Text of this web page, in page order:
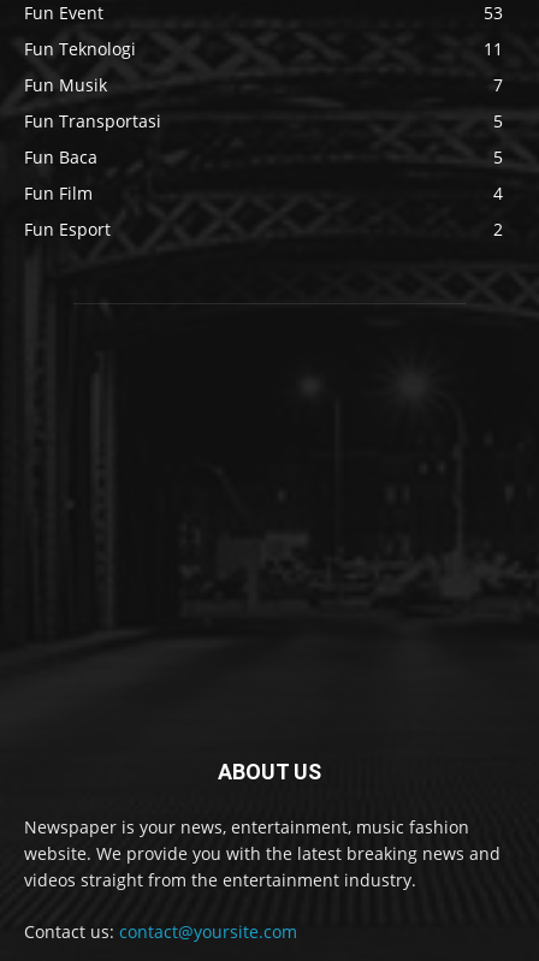
Fun Event
53
Fun Teknologi
11
Fun Musik
7
Fun Transportasi
5
Fun Baca
5
Fun Film
4
Fun Esport
2
ABOUT US
Newspaper is your news, entertainment, music fashion
website. We provide you with the latest breaking news and
videos straight from the entertainment industry.
Contact us: contact@yoursite.com